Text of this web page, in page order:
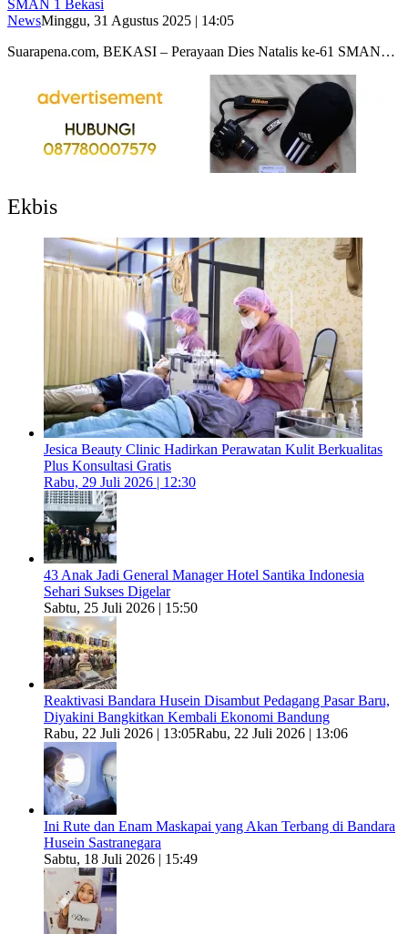
SMAN 1 Bekasi
NewsMinggu, 31 Agustus 2025 | 14:05
Suarapena.com, BEKASI – Perayaan Dies Natalis ke-61 SMAN…
Ekbis
Jesica Beauty Clinic Hadirkan Perawatan Kulit Berkualitas
Plus Konsultasi Gratis
Rabu, 29 Juli 2026 | 12:30
43 Anak Jadi General Manager Hotel Santika Indonesia
Sehari Sukses Digelar
Sabtu, 25 Juli 2026 | 15:50
Reaktivasi Bandara Husein Disambut Pedagang Pasar Baru,
Diyakini Bangkitkan Kembali Ekonomi Bandung
Rabu, 22 Juli 2026 | 13:05Rabu, 22 Juli 2026 | 13:06
Ini Rute dan Enam Maskapai yang Akan Terbang di Bandara
Husein Sastranegara
Sabtu, 18 Juli 2026 | 15:49